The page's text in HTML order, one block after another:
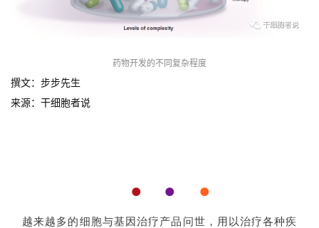
药物开发的不同复杂程度
撰文：步步先生
来源：干细胞者说
● ● ●
越来越多的细胞与基因治疗产品问世，用以治疗各种疾